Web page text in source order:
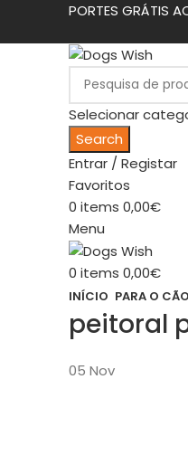
PORTES GRÁTIS
Selecionar
Search
Entrar / Registar
Favoritos
0 items 0,00€
Menu
0 items 0,00€
INÍCIO PARA O CÃO
peitoral
05 Nov